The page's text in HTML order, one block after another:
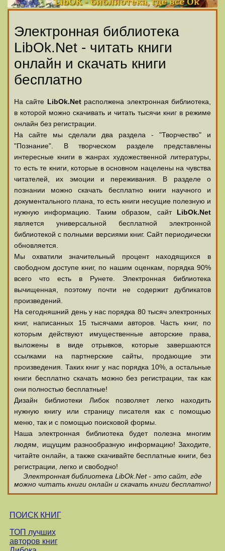
Электронная библиотека
LibOk.Net - читать книги
онлайн и скачать книги
бесплатно
На сайте LibOk.Netрасполжена электронная библиотека,
в которой можно скачивать и читать тысячи книг в режиме
онлайн без регистрации.
На сайте мы сделали два раздела - "Творчество" и
"Познание". В творческом разделе представлены
интересные книги в жанрах художественной литературы,
то есть те книги, которые в основном нацелены на чувства
читателей, их эмоции и переживания. В разделе о
познании можно скачать бесплатно книги научного и
документального плана, то есть книги несущие полезную и
нужную информацию. Таким образом, сайт LibOk.Net
является универсальной бесплатной электронной
библиотекой с полными версиями книг. Сайт периодически
обновляется.
Мы охватили значительный процент находящихся в
свободном доступе книг, по нашим оценкам, порядка 90%
всего что есть в Рунете. Электронная библиотека
вычищенная, поэтому почти не содержит дубликатов
произведений.
На сегодняшний день у нас порядка 80 тысяч электронных
книг, написанных 15 тысячами авторов. Часть книг, по
которым действуют имущественные авторские права,
выложены в виде отрывков, которые завершаются
ссылками на партнерские сайты, продающие эти
произведения. Таких книг у нас порядка 10%, а остальные
книги бесплатно скачать можно без регистрации, так как
они полностью бесплатные!
Дизайн библиотеки Либок позволяет легко находить
нужную книгу или страницу писателя как с помощью
меню, так и с помощью поисковой формы.
Наша электронная библиотека будет полезна многим
людям, ищущим разнообразную информацию! Заходите,
читайте онлайн, а также скачивайте бесплатные книги, без
регистрации, легко и свободно!
Электронная библиотека LibOk.Net - это сайт, где
можно читать книги онлайн и скачать книги бесплатно!
ПОИСК КНИГ
ТОП лучших
авторов книг